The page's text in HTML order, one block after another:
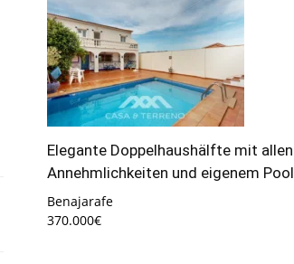
Elegante Doppelhaushälfte mit allen
Annehmlichkeiten und eigenem Pool
Benajarafe
370.000€